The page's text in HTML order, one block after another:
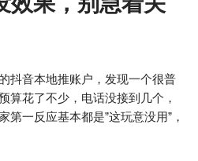
抖音本地推账户，发现一个很普
算花了不少，电话没接到几个，
第一反应基本都是”这玩意没用”，